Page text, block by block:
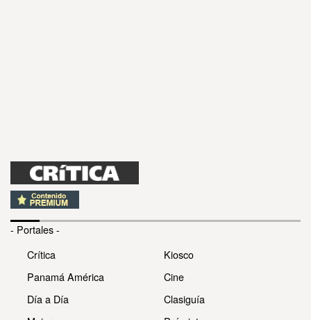
- Portales -
Crítica
Panamá América
Día a Día
Kiosco
Cine
Clasiguía